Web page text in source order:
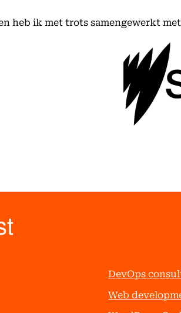
heb ik met trots samengewerkt
DevOps
Web